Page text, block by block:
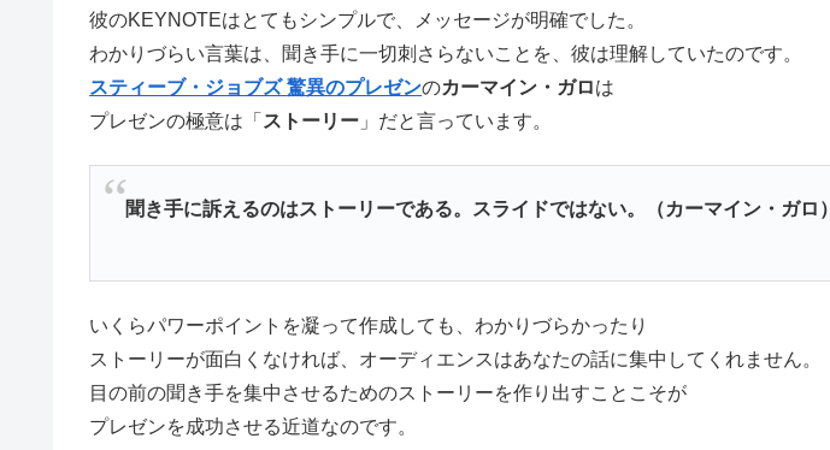
彼のKEYNOTEはとてもシンプルで、メッセージが明確でした。
わかりづらい言葉は、聞き手に一切刺さらないことを、彼は理解していたのです。
スティーブ・ジョブズ 驚異のプレゼンのカーマイン・ガロは
プレゼンの極意は「 ストーリー 」だと言っています。
聞き手に訴えるのはストーリーである。スライドではない。（カーマイン・ガロ）
いくらパワーポイントを凝って作成しても、わかりづらかったり
ストーリーが面白くなければ、オーディエンスはあなたの話に集中してくれません。
目の前の聞き手を集中させるためのストーリーを作り出すことこそが
プレゼンを成功させる近道なのです。